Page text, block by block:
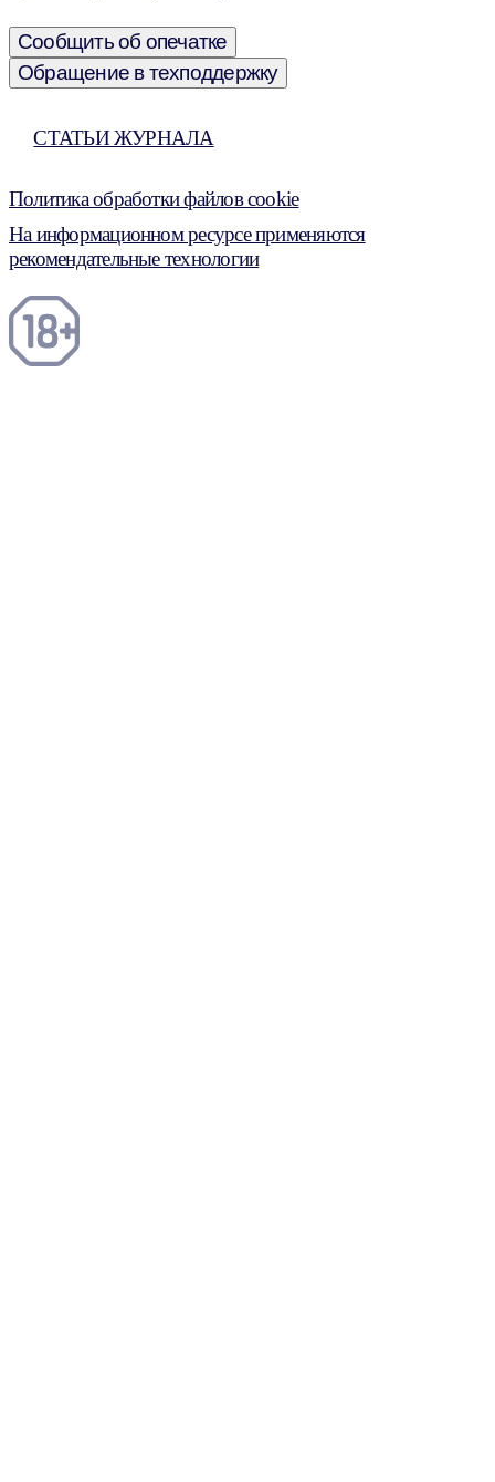
Сообщить об опечатке
Обращение в техподдержку
СТАТЬИ ЖУРНАЛА
Политика обработки файлов cookie
На информационном ресурсе применяются
рекомендательные технологии